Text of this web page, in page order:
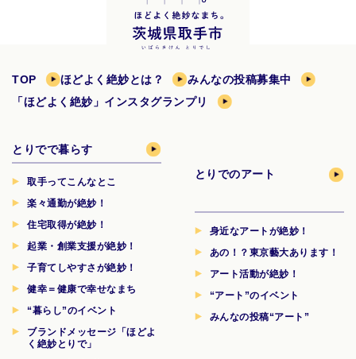
TOP ほどよく絶妙とは？
みんなの投稿募集中
「ほどよく絶妙」インスタグランプリ
とりでで暮らす
取手ってこんなとこ
楽々通勤が絶妙！
住宅取得が絶妙！
起業・創業支援が絶妙！
子育てしやすさが絶妙！
健幸＝健康で幸せなまち
“暮らし”のイベント
ブランドメッセージ「ほどよ
く絶妙とりで」
とりでのアート
身近なアートが絶妙！
あの！？東京藝大あります！
アート活動が絶妙！
“アート”のイベント
みんなの投稿“アート”